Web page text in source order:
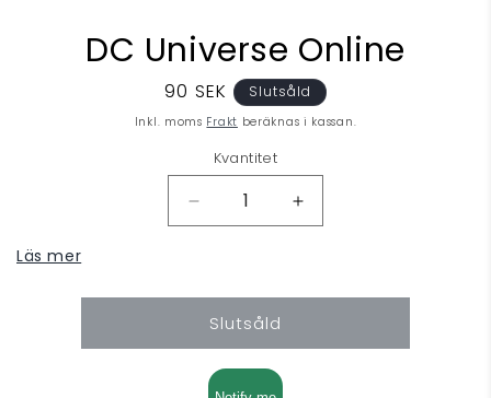
vidare tillDC Universe Online
Ordinarie
pris
90 SEK Slutsåld
Inkl. moms Frakt beräknas i kassan.
Kvantitet
Minska
kvantitet
Universe
Online
Öka
kvantitet
Universe
Läs mer
Slutsåld